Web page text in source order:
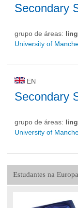
Estudantes na Europa
Secondary
grupo de áreas:
University of
EN
Secondary
grupo de áreas:
University of